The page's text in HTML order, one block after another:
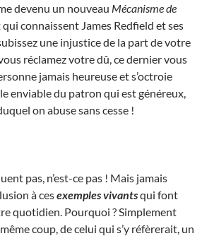
devenu un nouveau Mécanisme de
connaissent James Redfield et ses
une injustice de la part de votre
réclamez votre dû, ce dernier vous
jamais heureuse et s’octroie
enviable du patron qui est généreux,
on abuse sans cesse !
pas, n’est-ce pas ! Mais jamais
à cesexemples vivantsqui font
quotidien. Pourquoi ? Simplement
coup, de celui qui s’y réfèrerait, un